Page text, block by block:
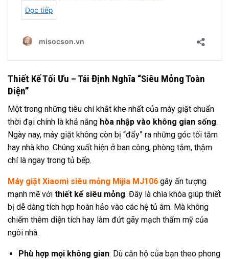
Thiết Kế Tối Ưu – Tái Định Nghĩa “Siêu Mỏng Toàn
Diện”
Một trong những tiêu chí khắt khe nhất của máy giặt chuẩn
thời đại chính là khả năng hòa nhập vào không gian sống.
Ngày nay, máy giặt không còn bị “đẩy” ra những góc tối tăm
hay nhà kho. Chúng xuất hiện ở ban công, phòng tắm, thậm
chí là ngay trong tủ bếp.
Máy giặt Xiaomi siêu mỏng Mijia MJ106 gây ấn tượng
mạnh mẽ với thiết kế siêu mỏng. Đây là chìa khóa giúp thiết
bị dễ dàng tích hợp hoàn hảo vào các hệ tủ âm. Mà không
chiếm thêm diện tích hay làm đứt gãy mạch thẩm mỹ của
ngôi nhà.
Phù hợp mọi không gian: Dù căn hộ của bạn theo phong